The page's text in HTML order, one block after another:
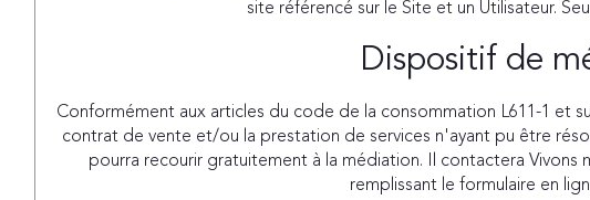
site référencé sur le Site et un Utilisateur.
Dispositif de
Conformément aux articles du code de la consommation L611-1 et
contrat de vente et/ou la prestation de services n'ayant pu être
pourra recourir gratuitement à la médiation. Il contactera
remplissant le formulaire en